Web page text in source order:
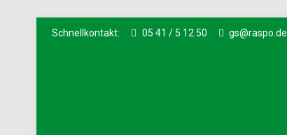
Schnellkontakt: 05 41 / 5 12 50 gs@raspo.de